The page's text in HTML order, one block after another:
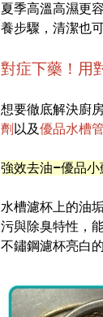
夏季高溫高濕更
養步驟，清潔也
對症下藥！用
想要徹底解決廚
劑 以及優品水槽
強效去油–優品小
水槽濾杯上的油
污與除臭特性，
不鏽鋼濾杯亮白